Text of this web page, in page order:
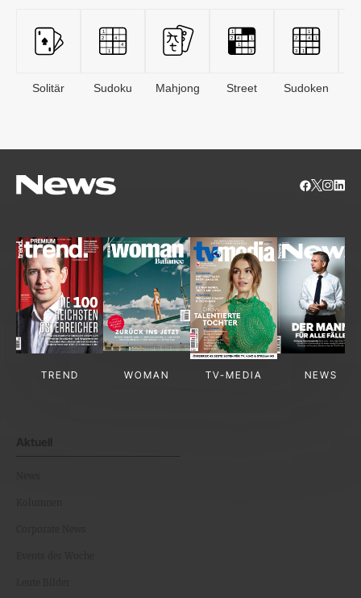
Solitär Sudoku Mahjong Street Sudoken
TREND WOMAN TV-MEDIA NEWS